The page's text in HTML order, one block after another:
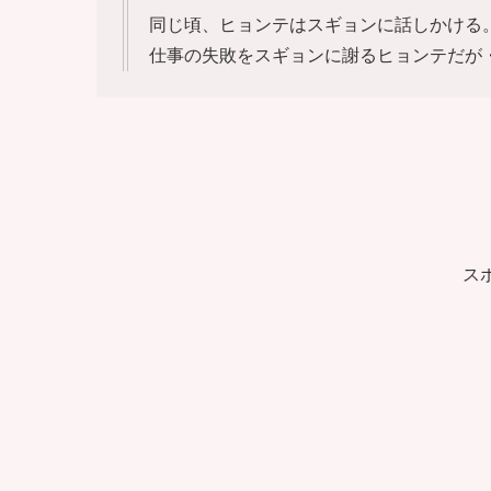
同じ頃、ヒョンテはスギョンに話しかける。
仕事の失敗をスギョンに謝るヒョンテだが
ス